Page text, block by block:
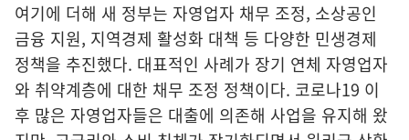
여기에 더해 새 정부는 자영업자 채무 조정, 소상공인
금융 지원, 지역경제 활성화 대책 등 다양한 민생경제
정책을 추진했다. 대표적인 사례가 장기 연체 자영업자
와 취약계층에 대한 채무 조정 정책이다. 코로나19 이
후 많은 자영업자들은 대출에 의존해 사업을 유지해 왔